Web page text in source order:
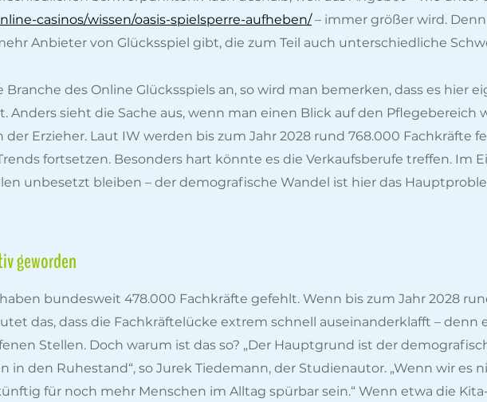
casinos/wissen/oasis-spielsperre-aufheben/– immer größer wird.
Anbieter von Glücksspiel gibt, die zum Teil auch unterschiedliche
Branche des Online Glücksspiels an, so wird man bemerken, dass es hier
Anders sieht die Sache aus, wenn man einen Blick auf den Pflegebereich
Erzieher. Laut IW werden bis zum Jahr 2028 rund 768.000 Fachkräfte
fortsetzen. Besonders hart könnte es die Verkaufsberufe treffen. Im
unbesetzt bleiben – der demografische Wandel ist hier das
geworden
bundesweit 478.000 Fachkräfte gefehlt. Wenn bis zum Jahr 2028
das, dass die Fachkräftelücke extrem schnell auseinanderklafft – denn
Stellen. Doch warum ist das so? „Der Hauptgrund ist der
in den Ruhestand“, so Jurek Tiedemann, der Studienautor. „Wenn wir es
für noch mehr Menschen im Alltag spürbar sein.“ Wenn etwa die